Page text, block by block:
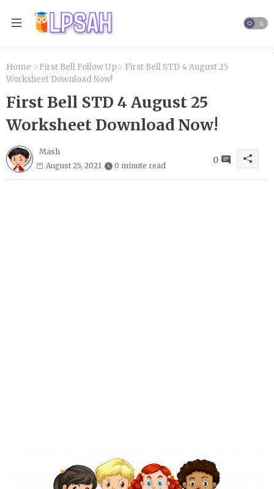
Home First Bell Follow Up
First Bell STD 4 August 25
Worksheet Download Now!
First Bell STD 4 August 25
Worksheet Download Now!
Mash
August 25, 2021
0 minute read
0